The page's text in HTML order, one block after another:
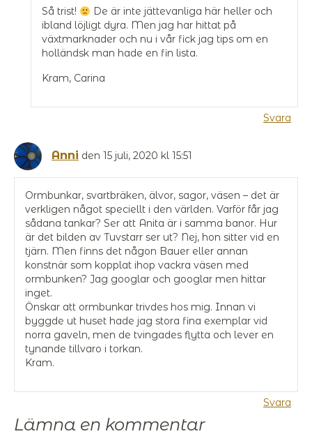
Så trist!
De är inte jättevanliga här heller och
ibland löjligt dyra. Men jag har hittat på
växtmarknader och nu i vår fick jag tips om en
holländsk man hade en fin lista.
Kram, Carina
Svara
Anni den 15 juli, 2020 kl 15:51
Ormbunkar, svartbräken, älvor, sagor, väsen – det är
verkligen något speciellt i den världen. Varför får jag
sådana tankar? Ser att Anita är i samma banor. Hur
är det bilden av Tuvstarr ser ut? Nej, hon sitter vid en
tjärn. Men finns det någon Bauer eller annan
konstnär som kopplat ihop vackra väsen med
ormbunken? Jag googlar och googlar men hittar
inget.
Önskar att ormbunkar trivdes hos mig. Innan vi
byggde ut huset hade jag stora fina exemplar vid
norra gaveln, men de tvingades flytta och lever en
tynande tillvaro i torkan.
Kram.
Svara
Lämna en kommentar